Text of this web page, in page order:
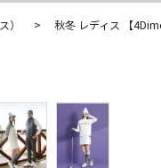
） > 秋冬 レディス 【